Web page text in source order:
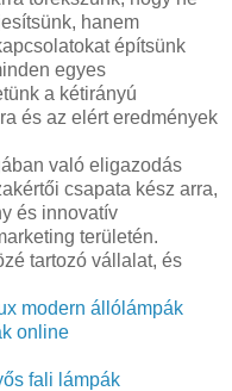
hanem
építsünk
egyes
a kétirányú
és az elért eredmények
való eligazodás
csapata kész arra,
és innovatív
területén.
tartozó vállalat, és
modern állólámpák
online
fali lámpák